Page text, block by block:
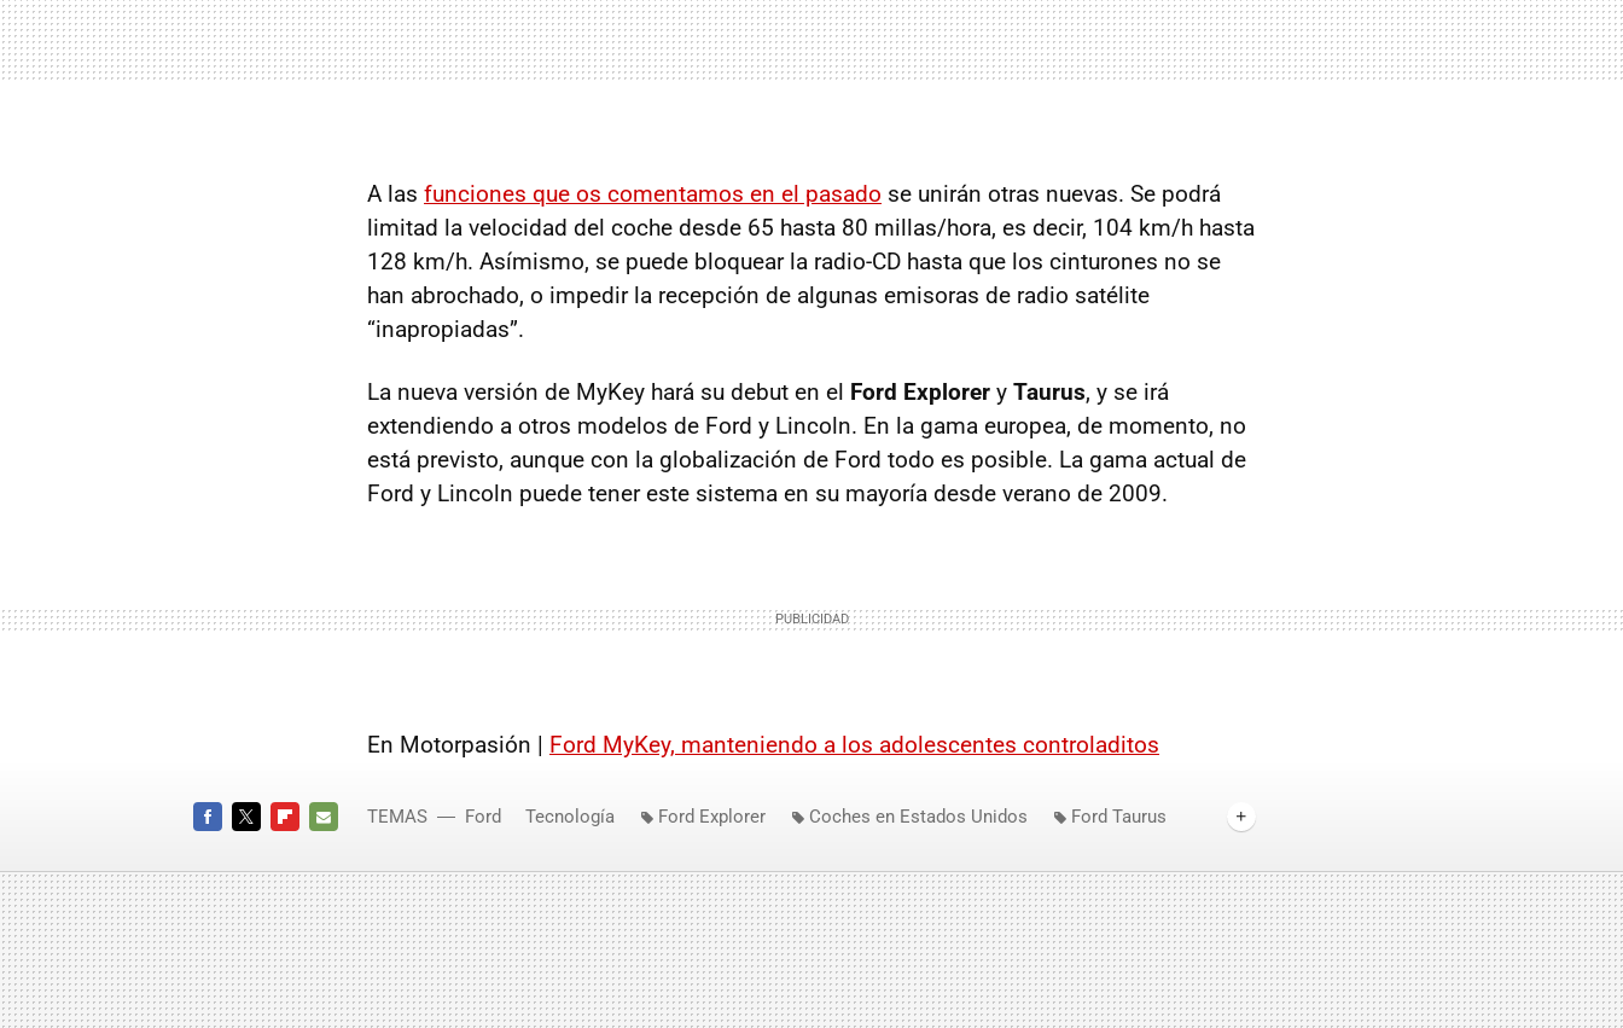
A las funciones que os comentamos en el pasado se unirán otras nuevas. Se podrá
limitad la velocidad del coche desde 65 hasta 80 millas/hora, es decir, 104 km/h hasta
128 km/h. Asímismo, se puede bloquear la radio-CD hasta que los cinturones no se
han abrochado, o impedir la recepción de algunas emisoras de radio satélite
“inapropiadas”.
La nueva versión de MyKey hará su debut en el Ford Explorer y Taurus, y se irá
extendiendo a otros modelos de Ford y Lincoln. En la gama europea, de momento, no
está previsto, aunque con la globalización de Ford todo es posible. La gama actual de
Ford y Lincoln puede tener este sistema en su mayoría desde verano de 2009.
En Motorpasión | Ford MyKey, manteniendo a los adolescentes controladitos
MAIL
TEMAS Ford Tecnología Ford Explorer Coches en Estados Unidos
Ford Taurus